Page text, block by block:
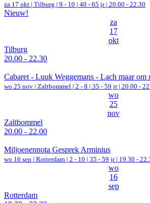
za 17 okt | Tilburg | 9 - 10 | 40 - 65 jr | 20.00 - 22.30
Nieuw!
za
17
okt
Tilburg
20.00 - 22.30
Cabaret - Luuk Weggemans - Lach maar om
wo 25 nov | Zaltbommel | 2 - 8 | 35 - 59 jr | 20.00 -
wo
25
nov
Zaltbommel
20.00 - 22.00
Miljoenennota Gesprek Arminius
wo 16 sep | Rotterdam | 2 - 10 | 35 - 59 jr | 19.30 -
wo
16
sep
Rotterdam